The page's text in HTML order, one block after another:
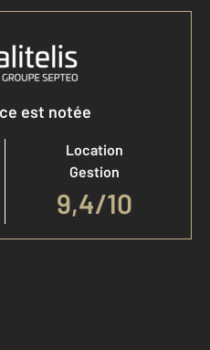
est notée
Location
Gestion
9,4/10